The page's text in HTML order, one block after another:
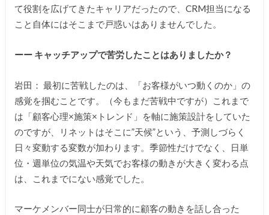
て役割を広げてきたキャリアだったので、CRM担当になる
こと自体にはそこまで戸惑いはありませんでした。
ーー キャッチアップで苦労したことはありましたか？
岩田： 最初に苦戦したのは、「お客様がいつ動くのか」の
感覚を掴むことです。（今もまだ苦戦中ですが）これまで
は「顧客心理×施策×トレンド」を軸に施策設計をしていた
のですが、リネットはそこに”天候”という、予測しづらく
日々変動する変数が加わります。季節性だけでなく、日単
位・週単位の気温や天気でお客様の動きが大きく変わる点
は、これまでにない感覚でした。
マーケメンバー同士が日常的に顧客の動きを話し合った